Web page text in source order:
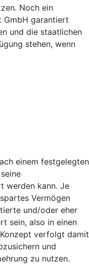
Noch ein
GmbH garantiert
und die staatlichen
stehen, wenn
einem festgelegten
werden kann. Je
Vermögen
und/oder eher
sein, also in einen
verfolgt damit
und
zu nutzen.